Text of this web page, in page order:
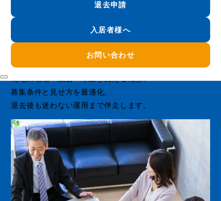
退去申請
入居者様へ
お問い合わせ
空室は、必ず改善できる。
埼玉密着のライブ大興と
リログループの募集力で
"埋まる仕組み"を作ります。
募集条件と見せ方を最適化。
退去後も迷わない運用まで伴走します。